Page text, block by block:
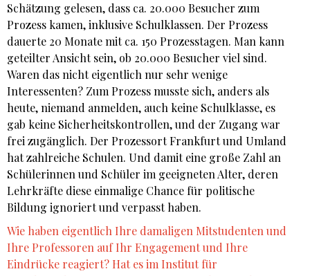
Schätzung gelesen, dass ca. 20.000 Besucher zum
Prozess kamen, inklusive Schulklassen. Der Prozess
dauerte 20 Monate mit ca. 150 Prozesstagen. Man kann
geteilter Ansicht sein, ob 20.000 Besucher viel sind.
Waren das nicht eigentlich nur sehr wenige
Interessenten? Zum Prozess musste sich, anders als
heute, niemand anmelden, auch keine Schulklasse, es
gab keine Sicherheitskontrollen, und der Zugang war
frei zugänglich. Der Prozessort Frankfurt und Umland
hat zahlreiche Schulen. Und damit eine große Zahl an
Schülerinnen und Schüler im geeigneten Alter, deren
Lehrkräfte diese einmalige Chance für politische
Bildung ignoriert und verpasst haben.
Wie haben eigentlich Ihre damaligen Mitstudenten und
Ihre Professoren auf Ihr Engagement und Ihre
Eindrücke reagiert? Hat es im Institut für